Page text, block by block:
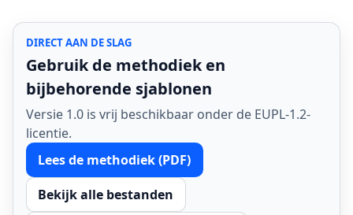
DIRECT AAN DE SLAG
Gebruik de methodiek en
bijbehorende sjablonen
Versie 1.0 is vrij beschikbaar onder de EUPL-1.2-
licentie.
Lees de methodiek (PDF)
Bekijk alle bestanden